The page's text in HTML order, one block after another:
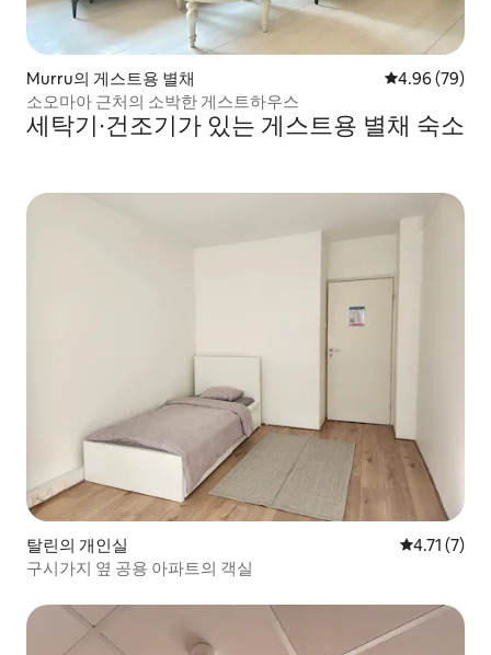
Murru의 게스트용 별채 평점 4.96점(5
4.96 (79)
소오마아 근처의 소박한 게스트하우스
세탁기∙건조기가 있는 게스트용 별채 숙소
탈린의 개인실 평점 4.71점
4.71 (7)
구시가지 옆 공용 아파트의 객실